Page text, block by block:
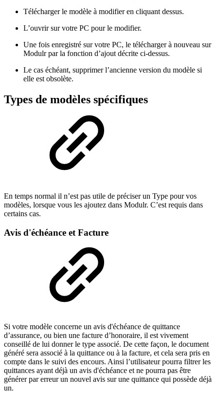
Télécharger le modèle à modifier en cliquant dessus.
L’ouvrir sur votre PC pour le modifier.
Une fois enregistré sur votre PC, le télécharger à nouveau sur
Modulr par la fonction d’ajout décrite ci-dessus.
Le cas échéant, supprimer l’ancienne version du modèle si
elle est obsolète.
Types de modèles spécifiques
En temps normal il n’est pas utile de préciser un Type pour vos
modèles, lorsque vous les ajoutez dans Modulr. C’est requis dans
certains cas.
Avis d'échéance et Facture
Si votre modèle concerne un avis d'échéance de quittance
d’assurance, ou bien une facture d’honoraire, il est vivement
conseillé de lui donner le type associé. De cette façon, le document
généré sera associé à la quittance ou à la facture, et cela sera pris en
compte dans le suivi des encours. Ainsi l’utilisateur pourra filtrer les
quittances ayant déjà un avis d'échéance et ne pourra pas être
générer par erreur un nouvel avis sur une quittance qui possède déjà
un.